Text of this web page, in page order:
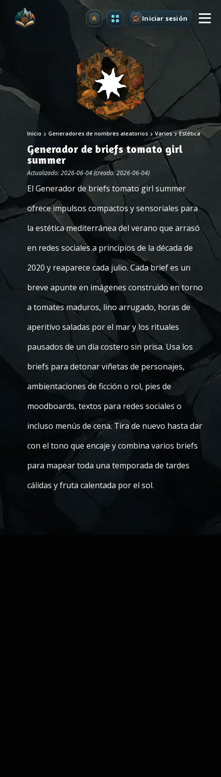
Mejorar Iniciar sesión
Inicio Generadores de nombres aleatorios Varios Estética
Generador de briefs tomato girl
summer
Actualizado: 2026-06-04 (creado: 2026-06-04)
El Generador de briefs tomato girl summer
ofrece impulsos compactos y sensoriales para
la estética mediterránea del verano que arrasó
en redes sociales a principios de la década de
2020 y reaparece cada julio. Cada brief es un
breve apunte en imágenes construido en torno
a tomates maduros, lino arrugado, horas de
aperitivo saladas por el mar y los rituales
pausados de un día costero sin prisa. Usa los
briefs para detonar viñetas de personajes,
ambientaciones de ficción o rol, pies de
moodboards, textos para redes sociales o
incluso menús de cena. Tira de nuevo hasta dar
con el tono que encaje y combina varios briefs
para mapear toda una temporada de tardes
cálidas y fruta calentada por el sol.